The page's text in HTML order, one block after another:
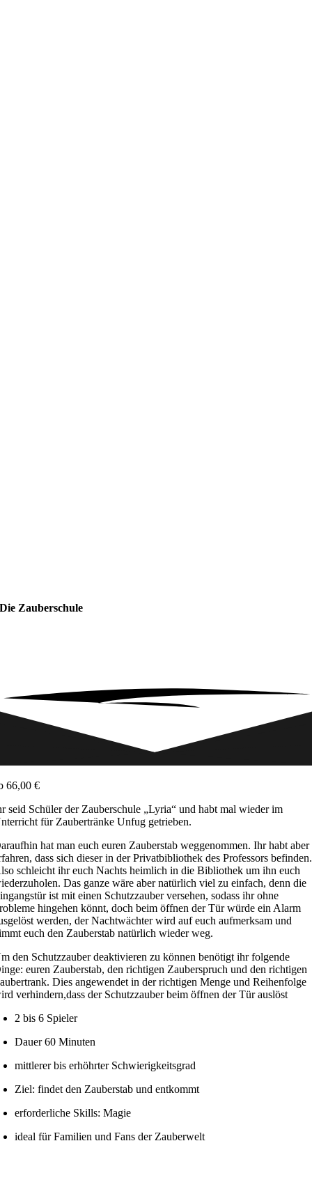
Die Zauberschule
66,00€
seid Schüler der Zauberschule „Lyria“ und habt mal wieder im
für Zaubertränke Unfug getrieben.
hat man euch euren Zauberstab weggenommen. Ihr habt aber
dass sich dieser in der Privatbibliothek des Professors befinden.
schleicht ihr euch Nachts heimlich in die Bibliothek um ihn euch
Das ganze wäre aber natürlich viel zu einfach, denn die
ist mit einen Schutzzauber versehen, sodass ihr ohne
hingehen könnt, doch beim öffnen der Tür würde ein Alarm
werden, der Nachtwächter wird auf euch aufmerksam und
euch den Zauberstab natürlich wieder weg.
den Schutzzauber deaktivieren zu können benötigt ihr folgende
euren Zauberstab, den richtigen Zauberspruch und den richtigen
Dies angewendet in der richtigen Menge und Reihenfolge
verhindern,dass der Schutzzauber beim öffnen der Tür auslöst
2 bis 6 Spieler
Dauer 60 Minuten
mittlerer bis erhöhrter Schwierigkeitsgrad
Ziel: findet den Zauberstab und entkommt
erforderliche Skills: Magie
ideal für Familien und Fans der Zauberwelt